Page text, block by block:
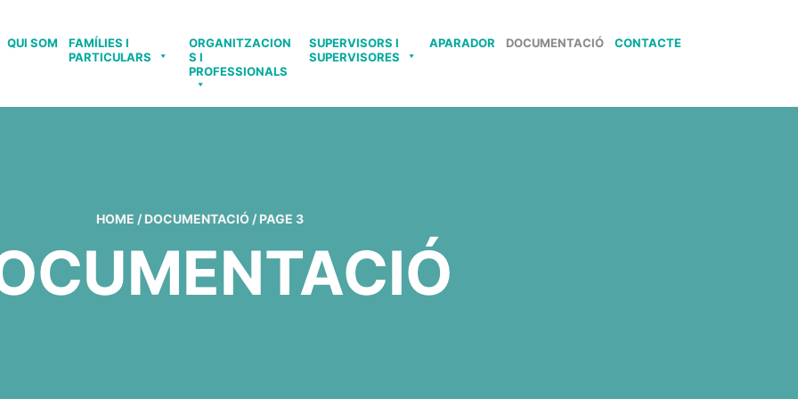
QUI SOM
FAMÍLIES I
PARTICULARS
ORGANITZACION
S I
PROFESSIONALS
SUPERVISORS I
SUPERVISORES
APARADOR DOCUMENTACIÓ CONTACTE
HOME / DOCUMENTACIÓ / PAGE 3